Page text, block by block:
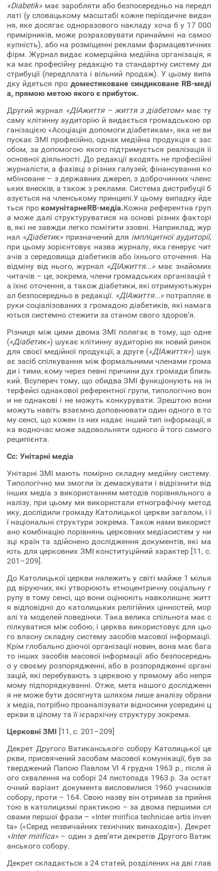
«Diabetik» має заробляти або безпосередньо на передп
латі (у словацькому масштабі кожне періодичне видан
ня, яке досягає одноразового накладу хоча б у 17 000
примірників, може розраховувати принаймні на самоо
купність), або на розміщенні реклами фармацевтичних
фірм. Журнал видає комерційна медійна організація, я
ка має професійну редакцію та стандартну систему ди
стрибуції (передплата і вільний продаж). У цьому випа
дку йдеться про доместиковане синдиковане RB-меді
а, прямою метою якого є прибуток.
Другий журнал «ДІАжиття – життя з діабетом» має ту
саму клітинну аудиторію й видається громадською ор
ганізацією «Асоціація допомоги діабетикам», яка не ви
пускає ЗМІ професійно, однак медійна продукція є зас
обом, за допомогою якого підтримується реалізація її
основної діяльності. До редакції входять не професійні
журналісти, а фахівці з різних галузей; фінансування ко
мбіноване – з державних джерел, з доброчинних членс
ьких внесків, а також з реклами. Система дистрибуції б
азується на членському принципі.У цьому випадку йде
ться про комунітарнеRB-медіа.Кожна референтна груп
а може далі структуруватися на основі різних факторі
в, які не завжди легко помітити ззовні. Наприклад, жур
нал «Діабетик» призначений для імпліцитної аудиторії,
при цьому зорієнтовує назва журналу, яка генерує чит
ачів з середовища діабетиків або їхнього оточення. На
відміну від нього, журнал «ДІАжиття...» має знайомих
читачів – це, зокрема, члени громадських організацій т
а їхнє оточення, а також діабетики, які отримуютьжурн
ал безпосередньо в редакції. «ДІАжиття...» потрапляє в
руки соціалізованих з громадою діабетиків, які намага
ються системно стежити за станом свого здоров’я.
Різниця між цими двома ЗМІ полягає в тому, що одне
(«Діабетик») шукає клітинну аудиторію як новий ринок
для своєї медійної продукції, а друге («ДІАжиття») шук
ає засіб спілкування між формальними членами грома
ди і тими, кому через певні причини дух громади близь
кий. Всупереч тому, що обидва ЗМІ функціонують на ін
терфейсі однакової референтної групи, типологічно вон
и не однакові і не можуть конкурувати. Зрештою вони
можуть навіть взаємно доповнювати один одного в то
му сенсі, що кожен із них надає інший тип інформації, я
ка водночас може задовольняти одного й того самого
реципієнта.
Cc: Унітарні медіа
Унітарні ЗМІ мають помірно складну медійну систему.
Типологічно ми змогли їх демаскувати і відрізнити від
інших медіа з використанням методів порівняльного а
налізу, при цьому ми використали етнографічну метод
ику, дослідили громаду Католицької церкви загалом, і ї
ї національні структури зокрема. Також нами використ
ано комбінацію порівнянь церковних медіасистем у ни
зці країн та здійснено дослідження документів, які ма
ють для церковних ЗМІ конституційний характер [11, с.
201–209].
До Католицької церкви належить у світі майже 1 мілья
рд віруючих, які утворюють етноцентричну соціальну г
рупу в тому сенсі, що вони оцінюють навколишнє житт
я відповідно до католицьких релігійних цінностей, мор
алі та моделей поведінки. Така велика спільнота має с
пілкуватися між собою, і церква використовує для цьо
го власну складну систему засобів масової інформації.
Крім глобально діючої організації новин, вона має бага
то інших засобів масової інформації або безпосереднь
о у своєму розпорядженні, або в розпорядженні органі
зацій, які перебувають з церквою у прямому або непря
мому підпорядкуванні. Отже, мета нашого дослідженн
я не може бути досягнута шляхом лише аналізу обрани
х медіа, потрібно проаналізувати відносини усередині ц
еркви в цілому та її ієрархічну структуру зокрема.
Церковні ЗМІ [11, с. 201–209]
Декрет Другого Ватиканського собору Католицької це
ркви, присвячений засобам масової комунікації, був за
тверджений Папою Павлом VI 4 грудня 1963 р., після й
ого схвалення на соборі 24 листопада 1963 р. За остат
очний варіант документа висловилися 1960 учасників
собору, проти – 164. Свою назву він отримав за прийня
тою в католицизмі практикою – за двома першими сл
овами першої фрази – «Inter mirifica technicae artis inven
ta» («Серед незвичайних технічних винаходів»). Декрет
«Inter mirifica» – один з дев’яти декретів Другого Ватик
анського собору.
Декрет складається з 24 статей, розділених на дві глав